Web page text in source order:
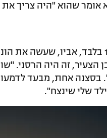
אומר שהוא "היה צריך את
כשאוסאליבן היה בן 16 בלבד,
הצעיר, זה היה הרסני.
בסצנה אחת, מבעד
שלי שינצח".